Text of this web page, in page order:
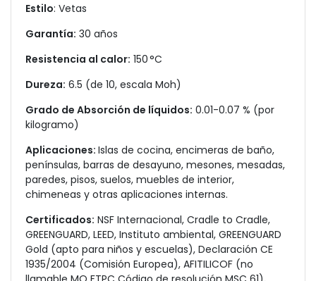
Estilo: Vetas
Garantía: 30 años
Resistencia al calor: 150 °C
Dureza: 6.5 (de 10, escala Moh)
Grado de Absorción de líquidos: 0.01-0.07 % (por
kilogramo)
Aplicaciones: Islas de cocina, encimeras de baño,
penínsulas, barras de desayuno, mesones, mesadas,
paredes, pisos, suelos, muebles de interior,
chimeneas y otras aplicaciones internas.
Certificados: NSF Internacional, Cradle to Cradle,
GREENGUARD, LEED, Instituto ambiental, GREENGUARD
Gold (apto para niños y escuelas), Declaración CE
1935/2004 (Comisión Europea), AFITILICOF (no